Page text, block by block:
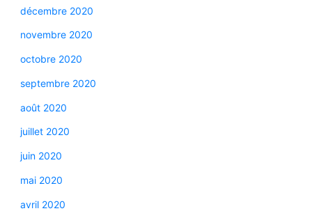
décembre 2020
novembre 2020
octobre 2020
septembre 2020
août 2020
juillet 2020
juin 2020
mai 2020
avril 2020